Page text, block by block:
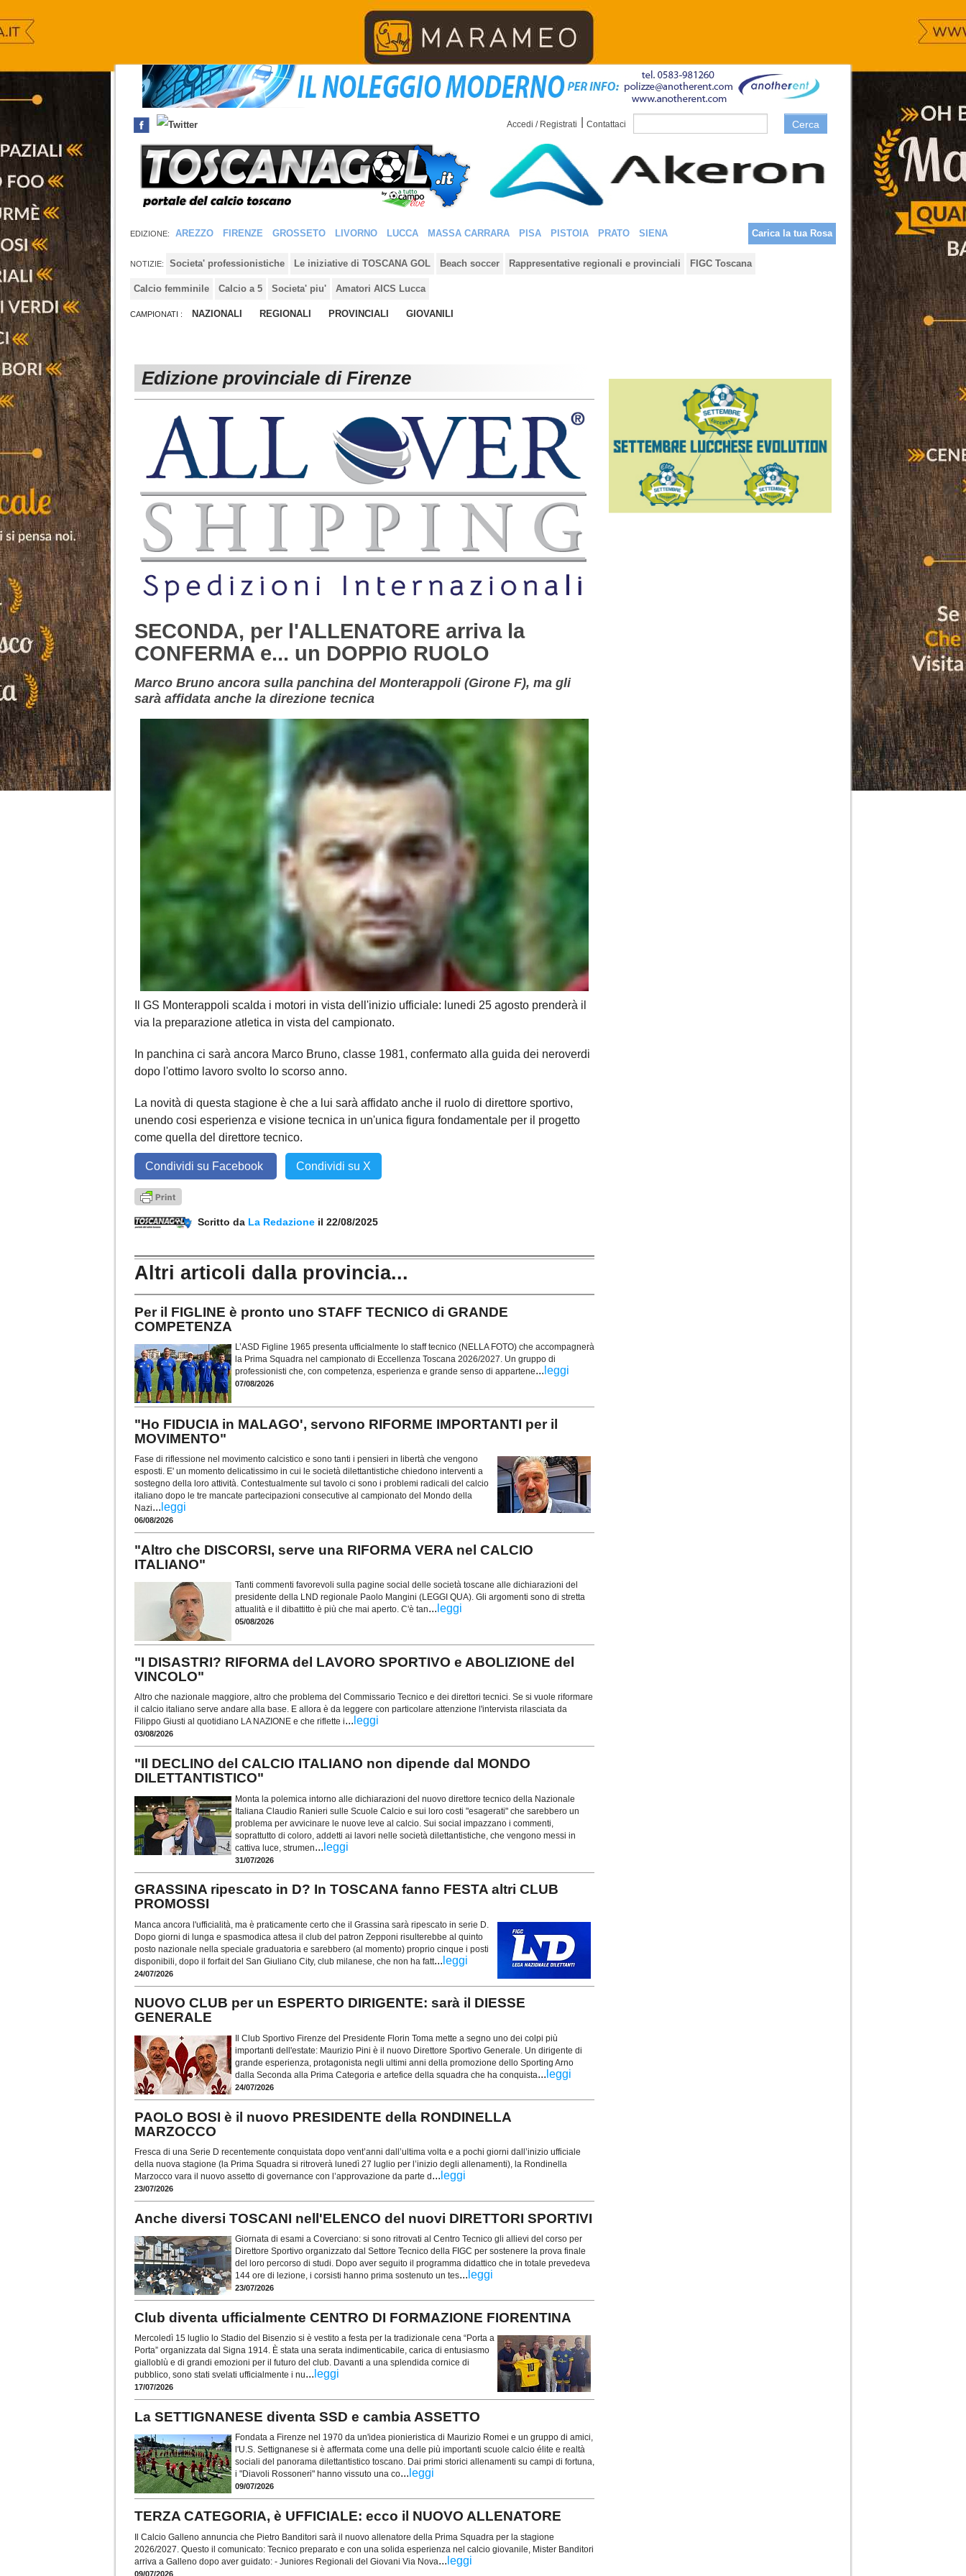
Accedi / Registrati Contattaci Cerca
EDIZIONE: AREZZO FIRENZE GROSSETO LIVORNO LUCCA MASSA CARRARA PISA PISTOIA PRATO SIENA Carica la tua Rosa
NOTIZIE: Societa' professionistiche Le iniziative di TOSCANA GOL Beach soccer Rappresentative regionali e provinciali FIGC Toscana
Calcio femminile Calcio a 5 Societa' piu' Amatori AICS Lucca
CAMPIONATI : NAZIONALI REGIONALI PROVINCIALI GIOVANILI
Edizione provinciale di Firenze
SECONDA, per l'ALLENATORE arriva la
CONFERMA e... un DOPPIO RUOLO
Marco Bruno ancora sulla panchina del Monterappoli (Girone F), ma gli
sarà affidata anche la direzione tecnica
Il GS Monterappoli scalda i motori in vista dell'inizio ufficiale: lunedi 25 agosto prenderà il
via la preparazione atletica in vista del campionato.
In panchina ci sarà ancora Marco Bruno, classe 1981, confermato alla guida dei neroverdi
dopo l'ottimo lavoro svolto lo scorso anno.
La novità di questa stagione è che a lui sarà affidato anche il ruolo di direttore sportivo,
unendo cosi esperienza e visione tecnica in un'unica figura fondamentale per il progetto
come quella del direttore tecnico.
Condividi su Facebook Condividi su X
Scritto da La Redazione il 22/08/2025
Altri articoli dalla provincia...
Per il FIGLINE è pronto uno STAFF TECNICO di GRANDE
COMPETENZA
L’ASD Figline 1965 presenta ufficialmente lo staff tecnico (NELLA FOTO) che accompagnerà
la Prima Squadra nel campionato di Eccellenza Toscana 2026/2027. Un gruppo di
professionisti che, con competenza, esperienza e grande senso di appartene... leggi
07/08/2026
"Ho FIDUCIA in MALAGO', servono RIFORME IMPORTANTI per il
MOVIMENTO"
Fase di riflessione nel movimento calcistico e sono tanti i pensieri in libertà che vengono
esposti. E' un momento delicatissimo in cui le società dilettantistiche chiedono interventi a
sostegno della loro attività. Contestualmente sul tavolo ci sono i problemi radicali del calcio
italiano dopo le tre mancate partecipazioni consecutive al campionato del Mondo della
Nazi... leggi
06/08/2026
"Altro che DISCORSI, serve una RIFORMA VERA nel CALCIO
ITALIANO"
Tanti commenti favorevoli sulla pagine social delle società toscane alle dichiarazioni del
presidente della LND regionale Paolo Mangini (LEGGI QUA). Gli argomenti sono di stretta
attualità e il dibattitto è più che mai aperto. C'è tan... leggi
05/08/2026
"I DISASTRI? RIFORMA del LAVORO SPORTIVO e ABOLIZIONE del
VINCOLO"
Altro che nazionale maggiore, altro che problema del Commissario Tecnico e dei direttori tecnici. Se si vuole riformare
il calcio italiano serve andare alla base. E allora è da leggere con particolare attenzione l'intervista rilasciata da
Filippo Giusti al quotidiano LA NAZIONE e che riflette i... leggi
03/08/2026
"Il DECLINO del CALCIO ITALIANO non dipende dal MONDO
DILETTANTISTICO"
Monta la polemica intorno alle dichiarazioni del nuovo direttore tecnico della Nazionale
Italiana Claudio Ranieri sulle Scuole Calcio e sui loro costi "esagerati" che sarebbero un
problema per avvicinare le nuove leve al calcio. Sui social impazzano i commenti,
soprattutto di coloro, addetti ai lavori nelle società dilettantistiche, che vengono messi in
cattiva luce, strumen... leggi
31/07/2026
GRASSINA ripescato in D? In TOSCANA fanno FESTA altri CLUB
PROMOSSI
Manca ancora l'ufficialità, ma è praticamente certo che il Grassina sarà ripescato in serie D.
Dopo giorni di lunga e spasmodica attesa il club del patron Zepponi risulterebbe al quinto
posto nazionale nella speciale graduatoria e sarebbero (al momento) proprio cinque i posti
disponibili, dopo il forfait del San Giuliano City, club milanese, che non ha fatt... leggi
24/07/2026
NUOVO CLUB per un ESPERTO DIRIGENTE: sarà il DIESSE
GENERALE
Il Club Sportivo Firenze del Presidente Florin Toma mette a segno uno dei colpi più
importanti dell'estate: Maurizio Pini è il nuovo Direttore Sportivo Generale. Un dirigente di
grande esperienza, protagonista negli ultimi anni della promozione dello Sporting Arno
dalla Seconda alla Prima Categoria e artefice della squadra che ha conquista... leggi
24/07/2026
PAOLO BOSI è il nuovo PRESIDENTE della RONDINELLA
MARZOCCO
Fresca di una Serie D recentemente conquistata dopo vent’anni dall’ultima volta e a pochi giorni dall’inizio ufficiale
della nuova stagione (la Prima Squadra si ritroverà lunedì 27 luglio per l’inizio degli allenamenti), la Rondinella
Marzocco vara il nuovo assetto di governance con l’approvazione da parte d ... leggi
23/07/2026
Anche diversi TOSCANI nell'ELENCO del nuovi DIRETTORI SPORTIVI
Giornata di esami a Coverciano: si sono ritrovati al Centro Tecnico gli allievi del corso per
Direttore Sportivo organizzato dal Settore Tecnico della FIGC per sostenere la prova finale
del loro percorso di studi. Dopo aver seguito il programma didattico che in totale prevedeva
144 ore di lezione, i corsisti hanno prima sostenuto un tes... leggi
23/07/2026
Club diventa ufficialmente CENTRO DI FORMAZIONE FIORENTINA
Mercoledì 15 luglio lo Stadio del Bisenzio si è vestito a festa per la tradizionale cena “Porta a
Porta” organizzata dal Signa 1914. È stata una serata indimenticabile, carica di entusiasmo
gialloblù e di grandi emozioni per il futuro del club. Davanti a una splendida cornice di
pubblico, sono stati svelati ufficialmente i nu... leggi
17/07/2026
La SETTIGNANESE diventa SSD e cambia ASSETTO
Fondata a Firenze nel 1970 da un'idea pionieristica di Maurizio Romei e un gruppo di amici,
l'U.S. Settignanese si è affermata come una delle più importanti scuole calcio élite e realtà
sociali del panorama dilettantistico toscano. Dai primi storici allenamenti su campi di fortuna,
i "Diavoli Rossoneri" hanno vissuto una co... leggi
09/07/2026
TERZA CATEGORIA, è UFFICIALE: ecco il NUOVO ALLENATORE
Il Calcio Galleno annuncia che Pietro Banditori sarà il nuovo allenatore della Prima Squadra per la stagione
2026/2027. Questo il comunicato: Tecnico preparato e con una solida esperienza nel calcio giovanile, Mister Banditori
arriva a Galleno dopo aver guidato: - Juniores Regionali del Giovani Via Nova... leggi
09/07/2026